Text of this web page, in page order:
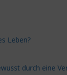
Leben?
durch eine